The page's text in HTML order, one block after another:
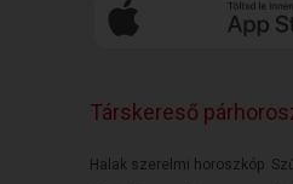
Társkereső
Halak szerelmi horoszkóp